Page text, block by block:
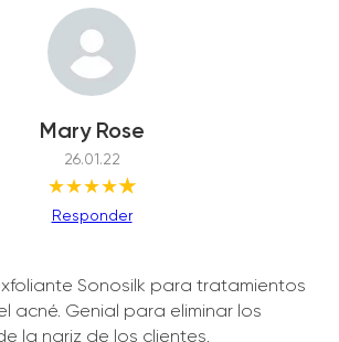
Mary Rose
26.01.22
★★★★★
Responder
Sonosilk para tratamientos
acné. Genial para eliminar los
la nariz de los clientes.